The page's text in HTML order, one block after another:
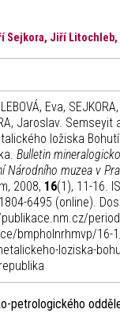
Sejkora, Jiří
Eva,
Jaroslav. Semseyit
ložiska
Bulletin
Národního muzea v
2008, 16(1), 11-16.
6495 (online).
bmpholnrhmvp/16-
loziska-
petrologického